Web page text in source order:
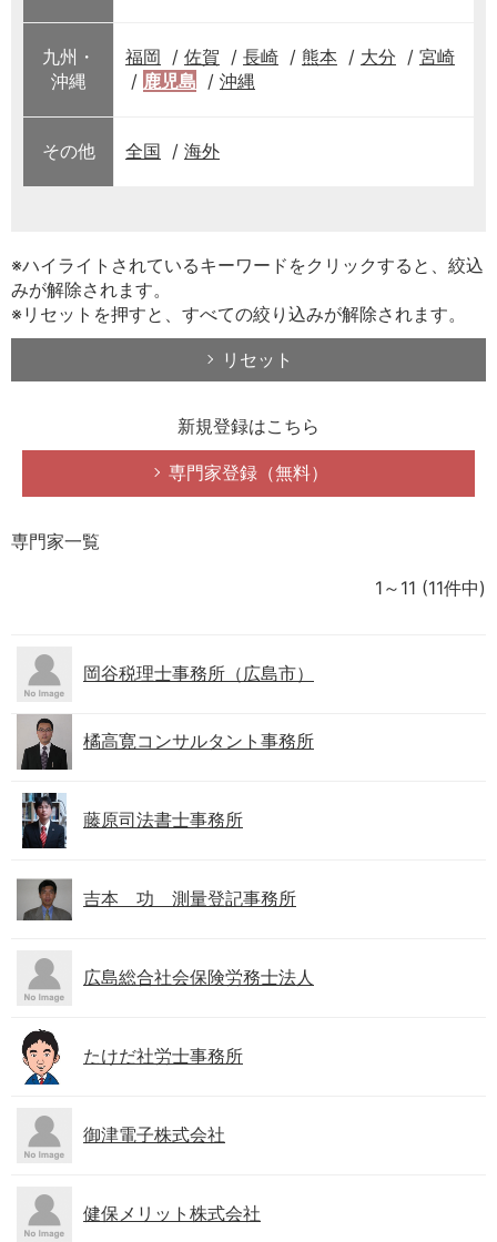
九州・
沖縄
福岡 佐賀 長崎 熊本 大分
宮崎
鹿児島
沖縄
その他 全国 海外
※ハイライトされているキーワードをクリックすると、絞込
みが解除されます。
※リセットを押すと、すべての絞り込みが解除されます。
リセット
新規登録はこちら
専門家登録（無料）
専門家一覧
1～11 (11件中)
岡谷税理士事務所（広島市）
橘高寛コンサルタント事務所
藤原司法書士事務所
吉本 功 測量登記事務所
広島総合社会保険労務士法人
たけだ社労士事務所
御津電子株式会社
健保メリット株式会社